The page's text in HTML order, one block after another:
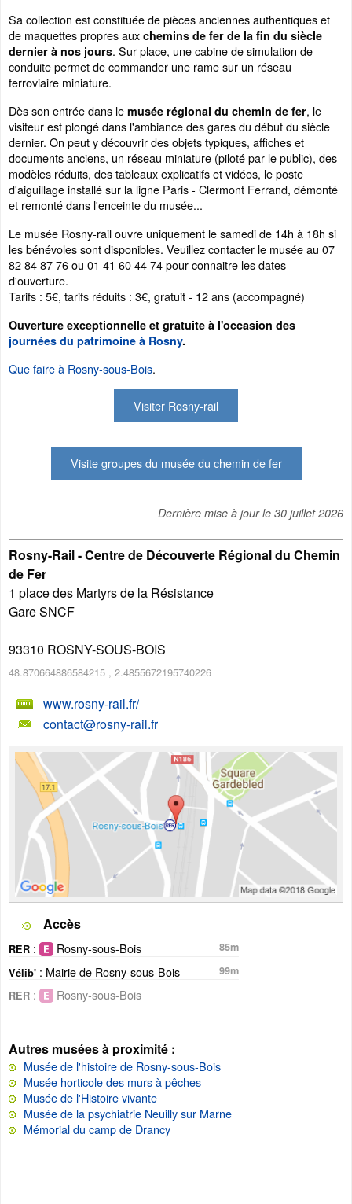
Sa collection est constituée de pièces anciennes authentiques et
de maquettes propres aux chemins de fer de la fin du siècle
dernier à nos jours. Sur place, une cabine de simulation de
conduite permet de commander une rame sur un réseau
ferroviaire miniature.
Dès son entrée dans le musée régional du chemin de fer, le
visiteur est plongé dans l'ambiance des gares du début du siècle
dernier. On peut y découvrir des objets typiques, affiches et
documents anciens, un réseau miniature (piloté par le public), des
modèles réduits, des tableaux explicatifs et vidéos, le poste
d'aiguillage installé sur la ligne Paris - Clermont Ferrand, démonté
et remonté dans l'enceinte du musée...
Le musée Rosny-rail ouvre uniquement le samedi de 14h à 18h si
les bénévoles sont disponibles. Veuillez contacter le musée au 07
82 84 87 76 ou 01 41 60 44 74 pour connaitre les dates
d'ouverture.
Tarifs : 5€, tarifs réduits : 3€, gratuit - 12 ans (accompagné)
Ouverture exceptionnelle et gratuite à l'occasion des
journées du patrimoine à Rosny.
Que faire à Rosny-sous-Bois.
Visiter Rosny-rail
Visite groupes du musée du chemin de fer
Dernière mise à jour le 30 juillet 2026
Rosny-Rail - Centre de Découverte Régional du Chemin
de Fer
1 place des Martyrs de la Résistance
Gare SNCF
93310 ROSNY-SOUS-BOIS
48.870664886584215 , 2.4855672195740226
www.rosny-rail.fr/
contact@rosny-rail.fr
Accès
RER : Rosny-sous-Bois
85m
Vélib' : Mairie de Rosny-sous-Bois
99m
RER : Rosny-sous-Bois
Autres musées à proximité :
Musée de l'histoire de Rosny-sous-Bois
Musée horticole des murs à pêches
Musée de l'Histoire vivante
Musée de la psychiatrie Neuilly sur Marne
Mémorial du camp de Drancy